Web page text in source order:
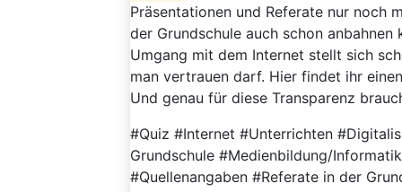
Präsentationen und Referate nur noch
der Grundschule auch schon
Umgang mit dem Internet stellt sich
man vertrauen darf. Hier findet ihr
Und genau für diese Transparenz
#Quiz #Internet #Unterrichten
Grundschule #Medienbildung/
#Quellenangaben #Referate in der